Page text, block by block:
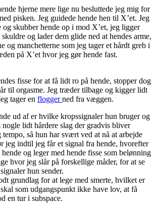
hjerne mere lige nu besluttede jeg mig for
pisken. Jeg guidede hende hen til X’et. Jeg
og skubber hende op i mod X’et, jeg ligger
og lader dem glide ned at hendes arme,
og manchetterne som jeg tager et hårdt greb i
på X’et hvor jeg gør hende fast.
fisse for at få lidt ro på hende, stopper dog
til orgasme. Jeg træder tilbage og kigger lidt
tager en floggerned fra væggen.
ud af er hvilke kropssignaler hun bruger og
nogle lidt hårdere slag der gradvis bliver
så hun har svært ved at nå at arbejde
jeg indtil jeg får et signal fra hende, hvorefter
og leger med hende fisse som belønning
hvor jeg slår på forskellige måder, for at se
hun sender.
grundlag for at lege med smerte, hvilket er
som udgangspunkt ikke have lov, at få
en tur i subspace.